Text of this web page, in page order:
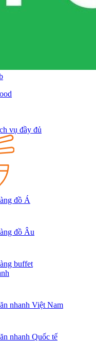
vụ đầy đủ
đồ Á
đồ Âu
buffet
nhanh Việt Nam
nhanh Quốc tế